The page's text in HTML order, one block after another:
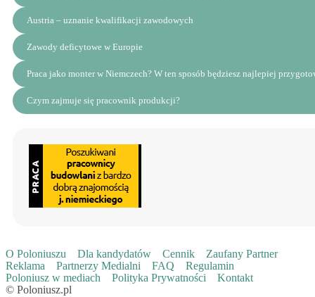
Austria – uznanie kwalifikacji zawodowych
Zawody deficytowe w Europie
Praca jako monter w Niemczech? W ten sposób będziesz najlepiej
Czym zajmuje się pracownik produkcji?
O Poloniuszu Dla kandydatów Cennik
Zaufany Partner
Reklama
Partnerzy Medialni FAQ
Regulamin
Poloniusz w mediach
Polityka Prywatności
Kontakt
© Poloniusz.pl